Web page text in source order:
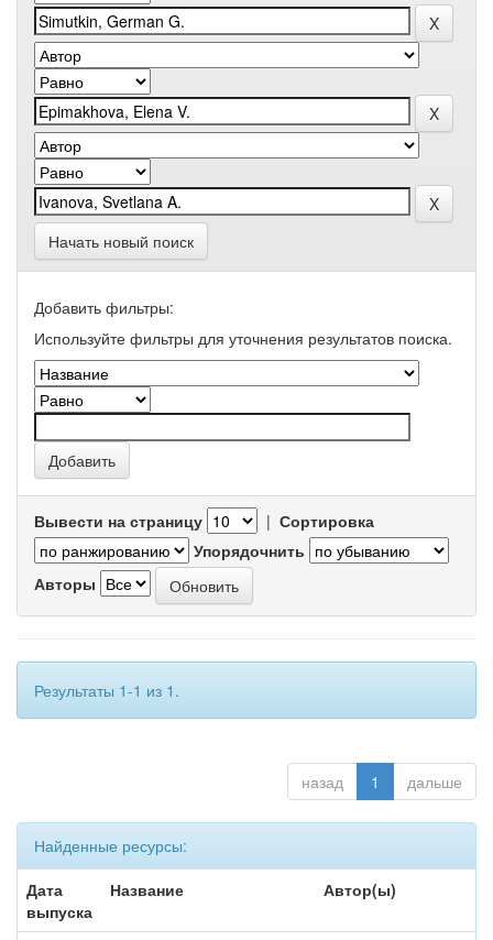
Начать новый поиск
Добавить фильтры:
Используйте фильтры для уточнения результатов поиска.
Вывести на страницу | Сортировка
Упорядочнить
Авторы
Результаты 1-1 из 1.
назад 1 дальше
Найденные ресурсы:
Дата
выпуска
Название Автор(ы)